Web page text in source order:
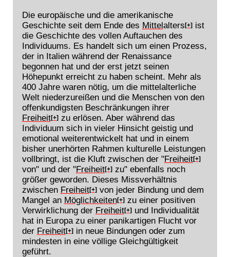
Die europäische und die amerikanische
Geschichte seit dem Ende des Mittelalters[+]ist
die Geschichte des vollen Auftauchen des
Individuums. Es handelt sich um einen Prozess,
der in Italien während der Renaissance
begonnen hat und der erst jetzt seinen
Höhepunkt erreicht zu haben scheint. Mehr als
400 Jahre waren nötig, um die mittelalterliche
Welt niederzureißen und die Menschen von den
offenkundigsten Beschränkungen ihrer
Freiheit[+]zu erlösen. Aber während das
Individuum sich in vieler Hinsicht geistig und
emotional weiterentwickelt hat und in einem
bisher unerhörten Rahmen kulturelle Leistungen
vollbringt, ist die Kluft zwischen der "Freiheit[+]
von" und der "Freiheit[+]zu" ebenfalls noch
größer geworden. Dieses Missverhältnis
zwischen Freiheit[+]von jeder Bindung und dem
Mangel an Möglichkeiten[+]zu einer positiven
Verwirklichung der Freiheit[+]und Individualität
hat in Europa zu einer panikartigen Flucht vor
der Freiheit[+]in neue Bindungen oder zum
mindesten in eine völlige Gleichgültigkeit
geführt.